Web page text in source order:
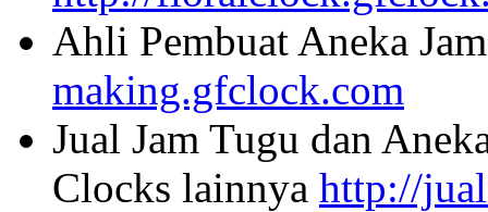
Ahli Pembuat Aneka
making.gfclock.com
Jual Jam Tugu dan
Clocks lainnya http://